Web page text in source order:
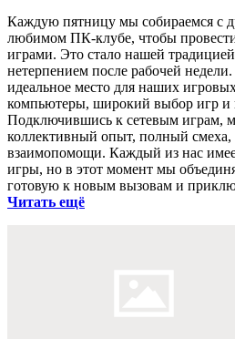
Каждую пятницу мы собираемся с
любимом ПК-клубе, чтобы
играми. Это стало нашей
нетерпением после рабочей
идеальное место для наших
компьютеры, широкий выбор игр и
Подключившись к сетевым играм,
коллективный опыт, полный смеха,
взаимопомощи. Каждый из нас
игры, но в этот момент мы
готовую к новым вызовам и
Читать ещё